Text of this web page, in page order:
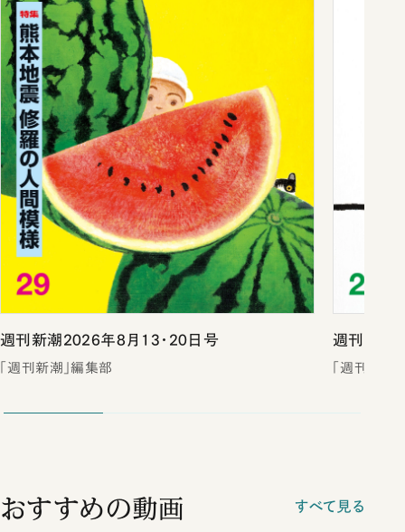
週刊新潮2026年8月13・20日号
「週刊新潮」編集部
週刊新潮
「週刊新潮
おすすめの動画 すべて見る